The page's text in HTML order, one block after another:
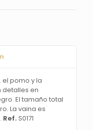
el pomo y la
detalles en
El tamaño total
La vaina es
Ref. S0171